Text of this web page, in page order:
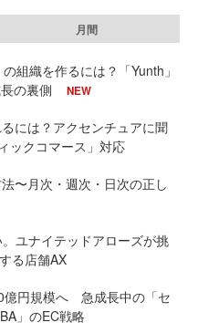
月間
組織を作るには？「Yunth」
の裏側
NEW
には？アクセンチュアに聞
ックコマース」対応
〜月次・週次・日次の正し
ユナイテッドアローズが挑
る店舗AX
億円規模へ 急成長中の「セ
」のEC戦略